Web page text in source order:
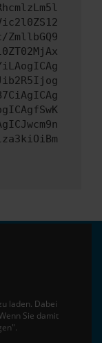
ZmllbGQ9
laden. Dabei
Sie damit